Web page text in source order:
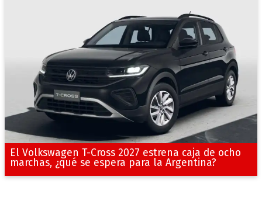
El Volkswagen T-Cross 2027 estrena caja de ocho
marchas, ¿qué se espera para la Argentina?